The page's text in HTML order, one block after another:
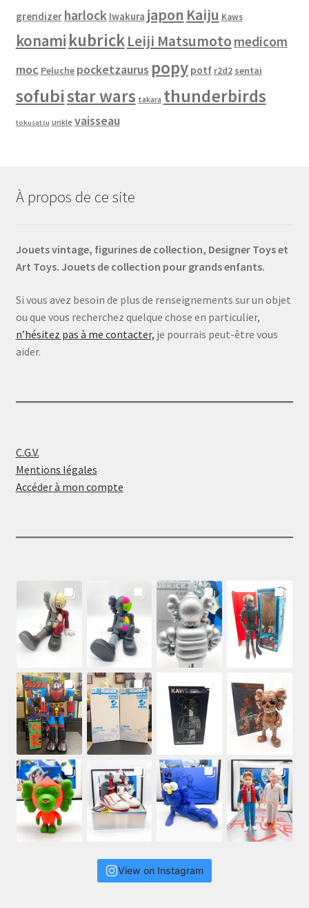
grendizer harlock Iwakura japon Kaiju Kaws
konami kubrickLeiji Matsumoto medicom
moc Peluche pocketzaurus popy potf r2d2 sentai
sofubistar wars takara thunderbirds
tokusatsu unkle vaisseau
À propos de ce site
Jouets vintage, figurines de collection, Designer Toys et
Art Toys. Jouets de collection pour grands enfants.
Si vous avez besoin de plus de renseignements sur un objet
ou que vous recherchez quelque chose en particulier,
n’hésitez pas à me contacter, je pourrais peut-être vous
aider.
C.G.V.
Mentions légales
Accéder à mon compte
View on Instagram